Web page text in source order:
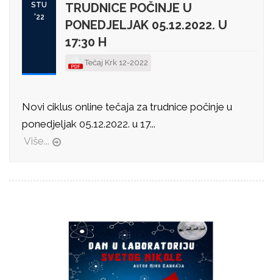
STU
'22
TRUDNICE POČINJE U
PONEDJELJAK 05.12.2022. U
17:30 H
Tečaj Krk 12-2022
Novi ciklus online tečaja za trudnice počinje u
ponedjeljak 05.12.2022. u 17...
Više...